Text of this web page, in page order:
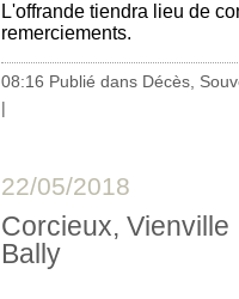
L'offrande tiendra lieu de
remerciements.
08:16 Publié dans Décès,
|
22/05/2018
Corcieux, Vienville
Bally